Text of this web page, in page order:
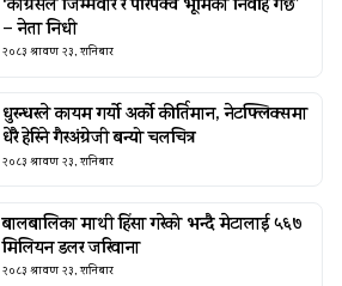
‘कांग्रेसले जिम्मेवार र परिपक्व भूमिका निर्वाह गर्छ’
– नेता निधी
२०८३ श्रावण २३, शनिबार
धुरन्धरले कायम गर्यो अर्को कीर्तिमान, नेटफ्लिक्समा
धेरै हेरिने गैरअंग्रेजी बन्यो चलचित्र
२०८३ श्रावण २३, शनिबार
बालबालिका माथी हिंसा गरेको भन्दै मेटालाई ५६७
मिलियन डलर जरिवाना
२०८३ श्रावण २३, शनिबार